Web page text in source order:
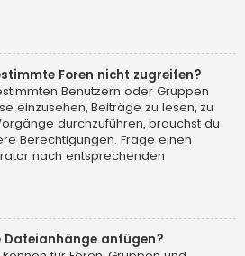
Foren nicht zugreifen?
Benutzern oder Gruppen
einzusehen, Beiträge zu lesen, zu
durchzuführen, brauchst du
Berechtigungen. Frage einen
nach entsprechenden
Dateianhänge anfügen?